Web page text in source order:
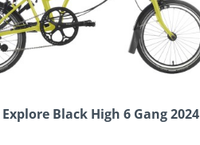
Black High 6 Gang 2024